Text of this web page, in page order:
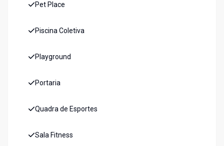
Pet Place
Piscina Coletiva
Playground
Portaria
Quadra de Esportes
Sala Fitness